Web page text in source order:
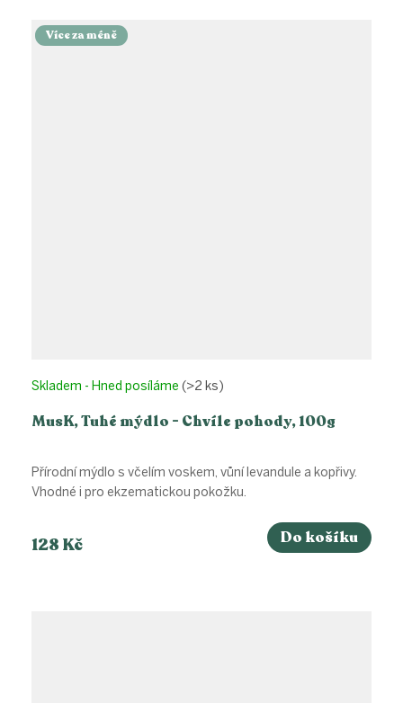
Více za méně
MusK, Tuhé mýdlo - Chvíle pohody, 100g
Skladem - Hned posíláme (>2 ks)
128 Kč Do košíku
Přírodní mýdlo s včelím voskem, vůní levandule a kopřivy.
Vhodné i pro ekzematickou pokožku.